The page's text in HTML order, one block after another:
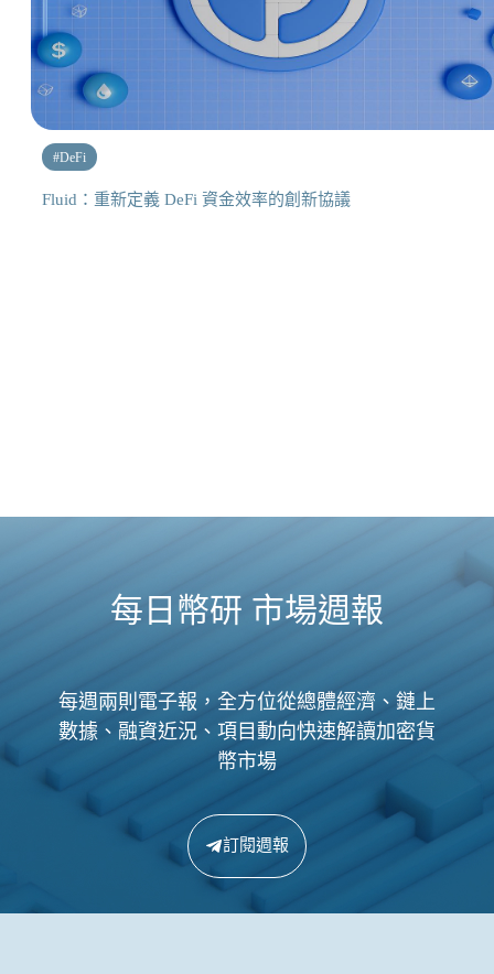
#DeFi
Fluid：重新定義 DeFi 資金效率的創新協議
每日幣研 市場週報
每週兩則電子報，全方位從總體經濟、鏈上
數據、融資近況、項目動向快速解讀加密貨
幣市場
訂閱週報